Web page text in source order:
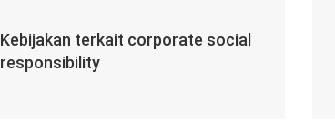
Kebijakan terkait corporate social
responsibility